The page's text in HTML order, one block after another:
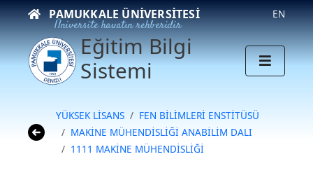
PAMUKKALE ÜNIVERSITESI
Üniversite hayatın rehberidir
EN
Eğitim Bilgi
Sistemi
YÜKSEK LİSANS
FEN BİLİMLERİ ENSTİTÜSÜ
MAKİNE MÜHENDİSLİĞİ ANABİLİM DALI
1111 MAKİNE MÜHENDİSLİĞİ